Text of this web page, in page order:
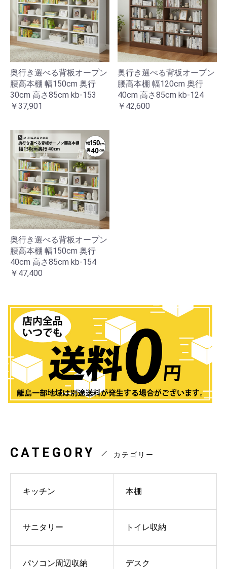
奥行き選べる背板オープン
腰高本棚 幅150cm 奥行
30cm 高さ85cm kb-153
￥37,901
奥行き選べる背板オープン
腰高本棚 幅120cm 奥行
40cm 高さ85cm kb-124
￥42,600
奥行き選べる背板オープン
腰高本棚 幅150cm 奥行
40cm 高さ85cm kb-154
￥47,400
CATEGORY カテゴリー
キッチン 本棚
サニタリー トイレ収納
パソコン周辺収納 デスク